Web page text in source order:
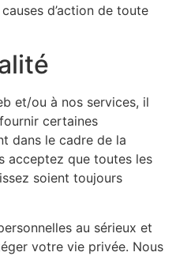
d’action de toute
et/ou à nos services, il
certaines
dans le cadre de la
acceptez que toutes les
soient toujours
au sérieux et
votre vie privée. Nous